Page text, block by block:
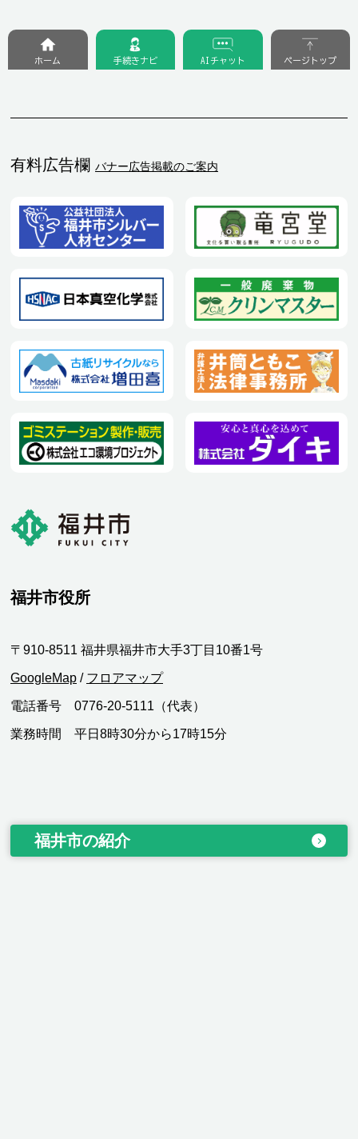
有料広告欄 バナー広告掲載のご案内
ホーム 手続きナビ AIチャット ページトップ
福井市役所
〒910-8511 福井県福井市大手3丁目10番1号
GoogleMap / フロアマップ
電話番号 0776-20-5111（代表）
業務時間 平日8時30分から17時15分
福井市の紹介